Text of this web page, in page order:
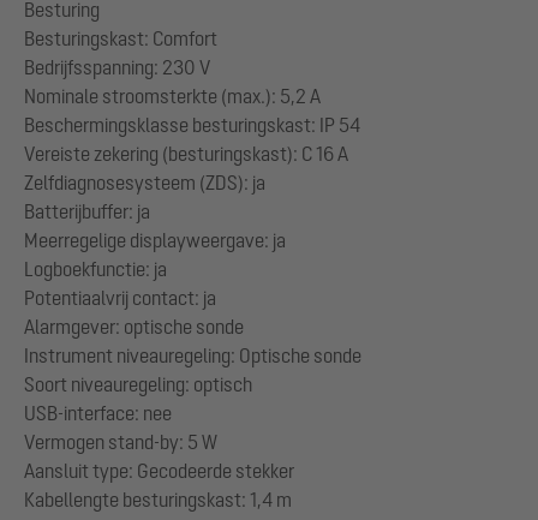
Besturing
Besturingskast: Comfort
Bedrijfsspanning: 230 V
Nominale stroomsterkte (max.): 5,2 A
Beschermingsklasse besturingskast: IP 54
Vereiste zekering (besturingskast): C 16 A
Zelfdiagnosesysteem (ZDS): ja
Batterijbuffer: ja
Meerregelige displayweergave: ja
Logboekfunctie: ja
Potentiaalvrij contact: ja
Alarmgever: optische sonde
Instrument niveauregeling: Optische sonde
Soort niveauregeling: optisch
USB-interface: nee
Vermogen stand-by: 5 W
Aansluit type: Gecodeerde stekker
Kabellengte besturingskast: 1,4 m